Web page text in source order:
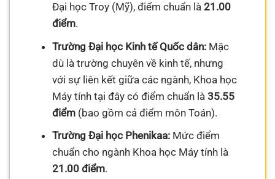
Đại học Troy (Mỹ), điểm chuẩn là 21.00
điểm.
Trường Đại học Kinh tế Quốc dân:Mặc
dù là trường chuyên về kinh tế, nhưng
với sự liên kết giữa các ngành, Khoa học
Máy tính tại đây có điểm chuẩn là 35.55
điểm(bao gồm cả điểm môn Toán).
Trường Đại học Phenikaa:Mức điểm
chuẩn cho ngành Khoa học Máy tính là
21.00 điểm.